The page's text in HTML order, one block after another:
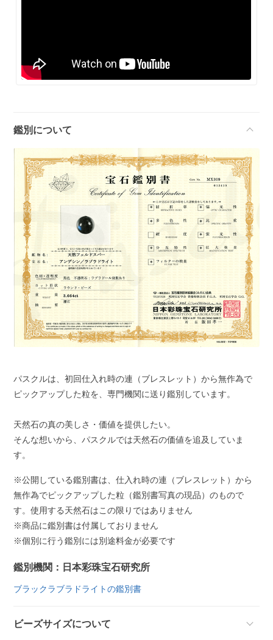
鑑別について
パスクルは、初回仕入れ時の連（ブレスレット）から無作為で
ピックアップした粒を、専門機関に送り鑑別しています。
天然石の真の美しさ・価値を提供したい。
そんな想いから、パスクルでは天然石の価値を追及していま
す。
※公開している鑑別書は、仕入れ時の連（ブレスレット）から
無作為でピックアップした粒（鑑別書写真の現品）のもので
す。使用する天然石はこの限りではありません
※商品に鑑別書は付属しておりません
※個別に行う鑑別には別途料金が必要です
鑑別機関：日本彩珠宝石研究所
ブラックラブラドライトの鑑別書
ビーズサイズについて